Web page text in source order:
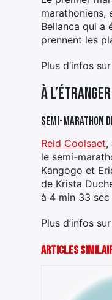
marathoniens,
Bellanca qui a
prennent les
Plus d’infos
À l’étranger
Semi-marathon
Reid Coolsaet,
le semi-
Kangogo et
de Krista
à 4 min 33
Plus d’infos
Articles